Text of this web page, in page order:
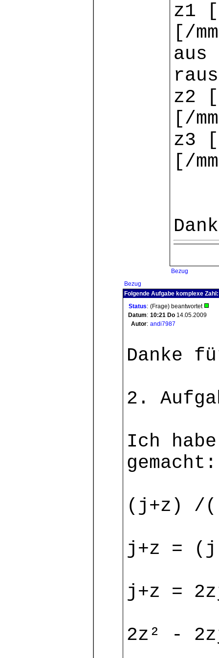
z1
[/
aus
z2
[/
z3
[/
Bezug
Bezug
Folgende Aufgabe komplexe
Status: (Frage) beantwortet
Datum: 10:21 Do 14.05.2009
Autor: andi7987
Danke
2.
Ich
gemacht:
(j+z) /
j+z =
j+z =
2z² -